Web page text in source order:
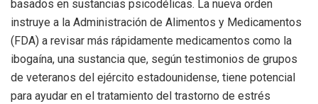
basados en sustancias psicodélicas. La nueva orden
instruye a la Administración de Alimentos y Medicamentos
(FDA) a revisar más rápidamente medicamentos como la
ibogaína, una sustancia que, según testimonios de grupos
de veteranos del ejército estadounidense, tiene potencial
para ayudar en el tratamiento del trastorno de estrés